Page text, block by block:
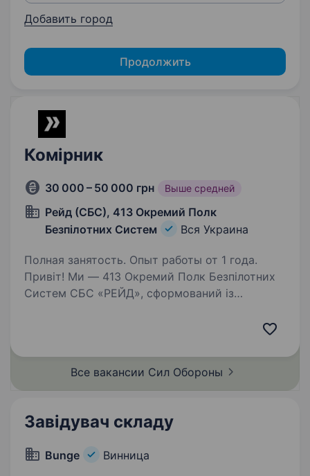
Добавить город
Продолжить
Комірник
30 000 – 50 000 грн Выше средней
Рейд (СБС), 413 Окремий Полк
Безпілотних Систем
Вся Украина
Полная занятость. Опыт работы от 1 года.
Привіт! Ми — 413 Окремий Полк Безпілотних
Систем СБС «РЕЙД», сформований із
на захисті України ще від Революції Гідності і
місія —…
Все вакансии Сил Обороны
Завідувач складу
Bunge Винница